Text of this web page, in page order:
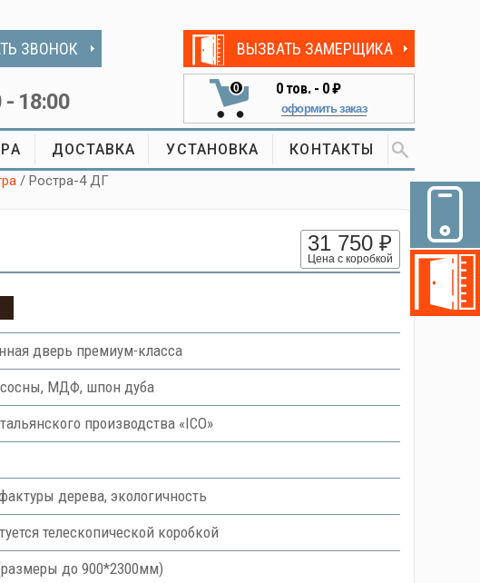
ЗВОНОК
- 18:00
ВЫЗВАТЬ ЗАМЕРЩИКА
0 0тов. - 0 ₽
оформить заказ
ДОСТАВКА УСТАНОВКА КОНТАКТЫ
/ Ростра-4 ДГ
31 750 ₽
Цена с коробкой
дверь премиум-класса
МДФ, шпон дуба
производства «ICO»
дерева, экологичность
телескопической коробкой
до 900*2300мм)